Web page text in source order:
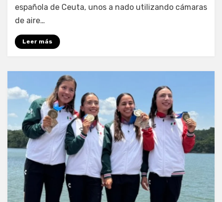
española de Ceuta, unos a nado utilizando cámaras
de aire…
Leer más